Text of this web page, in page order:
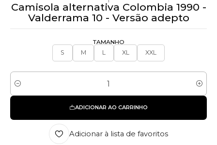
Camisola alternativa Colombia 1990 -
Valderrama 10 - Versão adepto
TAMANHO
S
M L XL XXL
Quantidade
ADICIONAR AO CARRINHO
Adicionar à lista de favoritos